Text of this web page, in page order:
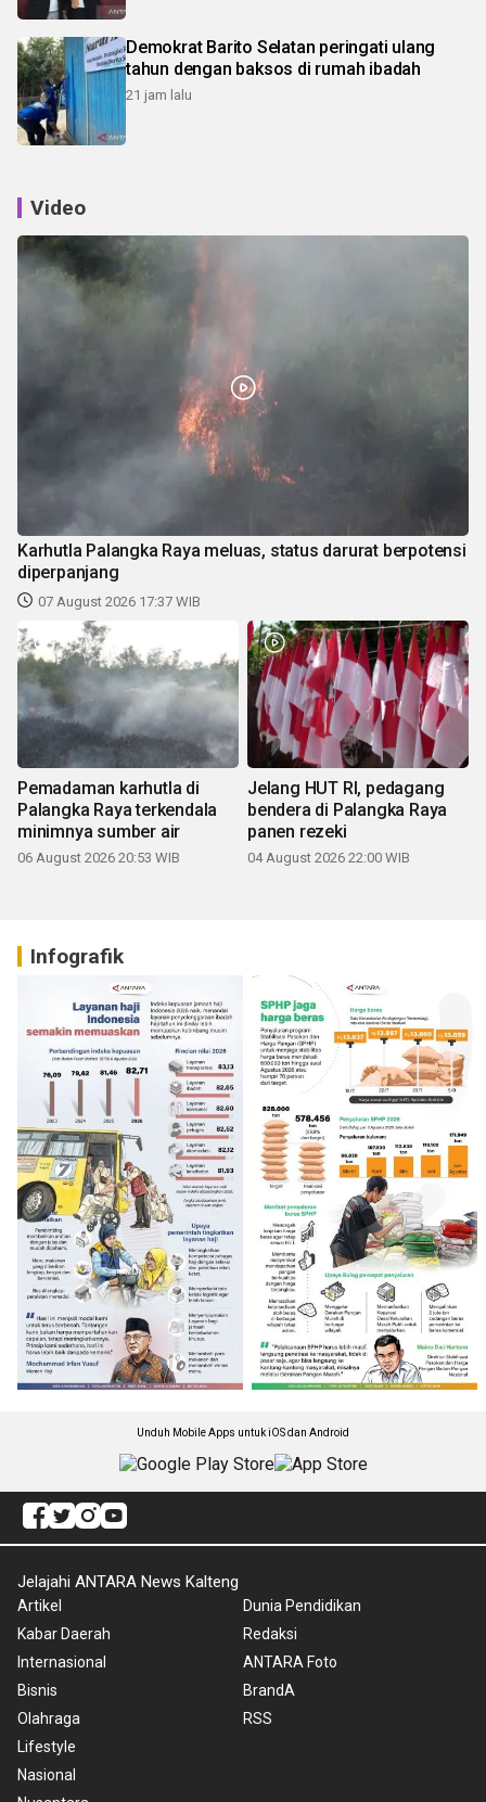
Demokrat Barito Selatan peringati ulang
tahun dengan baksos di rumah ibadah
21 jam lalu
Video
Karhutla Palangka Raya meluas, status darurat berpotensi
diperpanjang
07 August 2026 17:37 WIB
Pemadaman karhutla di
Palangka Raya terkendala
minimnya sumber air
06 August 2026 20:53 WIB
Jelang HUT RI, pedagang
bendera di Palangka Raya
panen rezeki
04 August 2026 22:00 WIB
Infografik
Unduh Mobile Apps untuk iOS dan Android
Jelajahi ANTARA News Kalteng
Artikel
Kabar Daerah
Internasional
Bisnis
Olahraga
Lifestyle
Nasional
Dunia Pendidikan
Redaksi
ANTARA Foto
BrandA
RSS